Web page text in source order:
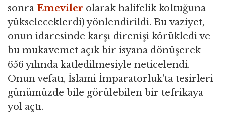
sonra Emeviler olarak halifelik koltuğuna
yükseleceklerdi) yönlendirildi. Bu vaziyet,
onun idaresinde karşı direnişi körükledi ve
bu mukavemet açık bir isyana dönüşerek
656 yılında katledilmesiyle neticelendi.
Onun vefatı, İslami İmparatorluk'ta tesirleri
günümüzde bile görülebilen bir tefrikaya
yol açtı.